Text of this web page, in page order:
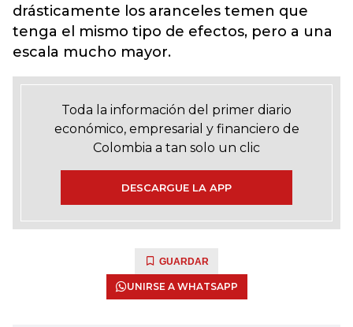
drásticamente los aranceles temen que
tenga el mismo tipo de efectos, pero a una
escala mucho mayor.
Toda la información del primer diario
económico, empresarial y financiero de
Colombia a tan solo un clic
DESCARGUE LA APP
GUARDAR
UNIRSE A WHATSAPP